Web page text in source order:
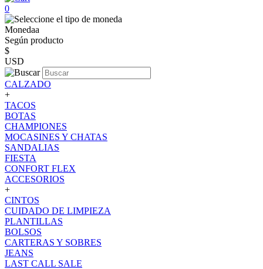
0
Monedaa
Según producto
$
USD
CALZADO
+
TACOS
BOTAS
CHAMPIONES
MOCASINES Y CHATAS
SANDALIAS
FIESTA
CONFORT FLEX
ACCESORIOS
+
CINTOS
CUIDADO DE LIMPIEZA
PLANTILLAS
BOLSOS
CARTERAS Y SOBRES
JEANS
LAST CALL SALE